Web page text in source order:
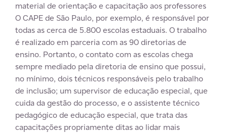
material de orientação e capacitação aos professores
O CAPE de São Paulo, por exemplo, é responsável por
todas as cerca de 5.800 escolas estaduais. O trabalho
é realizado em parceria com as 90 diretorias de
ensino. Portanto, o contato com as escolas chega
sempre mediado pela diretoria de ensino que possui,
no mínimo, dois técnicos responsáveis pelo trabalho
de inclusão; um supervisor de educação especial, que
cuida da gestão do processo, e o assistente técnico
pedagógico de educação especial, que trata das
capacitações propriamente ditas ao lidar mais